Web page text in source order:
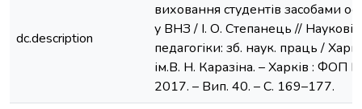
dc.description
виховання студентів засобами
у ВНЗ / І. О. Степанець // Наукові
педагогіки: зб. наук. праць /
ім.В. Н. Каразіна. – Харків : ФОП
2017. – Вип. 40. – С. 169–177.